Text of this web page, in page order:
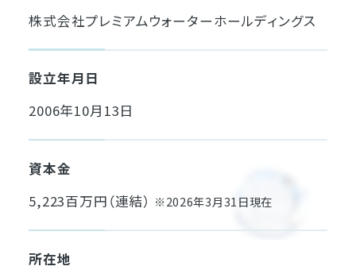
株式会社プレミアムウォーターホールディングス
設立年月日
2006年10月13日
資本金
5,223百万円（連結） ※2026年3月31日現在
所在地